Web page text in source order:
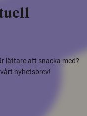
lättare att snacka med?
nyhetsbrev!